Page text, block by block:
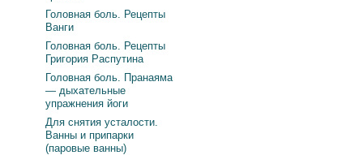
Головная боль. Рецепты
Ванги
Головная боль. Рецепты
Григория Распутина
Головная боль. Пранаяма
— дыхательные
упражнения йоги
Для снятия усталости.
Ванны и припарки
(паровые ванны)